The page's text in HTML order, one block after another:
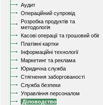
Аудит
Операційний супровід
Розробка продуктів та
методологія
Касові операції та грошовий обіг
Платіжні картки
Інформаційні технології
Маркетинг та реклама
Юридична служба
Стягнення заборгованості
Служба безпеки
Управління персоналом
Діловодство